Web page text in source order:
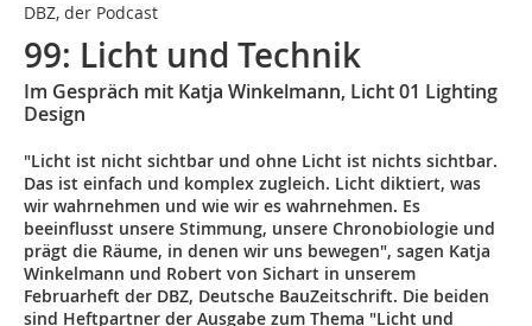
DBZ, der Podcast
99: Licht und Technik
Im Gespräch mit Katja Winkelmann, Licht 01 Lighting
Design
"Licht ist nicht sichtbar und ohne Licht ist nichts sichtbar.
Das ist einfach und komplex zugleich. Licht diktiert, was
wir wahrnehmen und wie wir es wahrnehmen. Es
beeinflusst unsere Stimmung, unsere Chronobiologie und
prägt die Räume, in denen wir uns bewegen", sagen Katja
Winkelmann und Robert von Sichart in unserem
Februarheft der DBZ, Deutsche BauZeitschrift. Die beiden
sind Heftpartner der Ausgabe zum Thema "Licht und